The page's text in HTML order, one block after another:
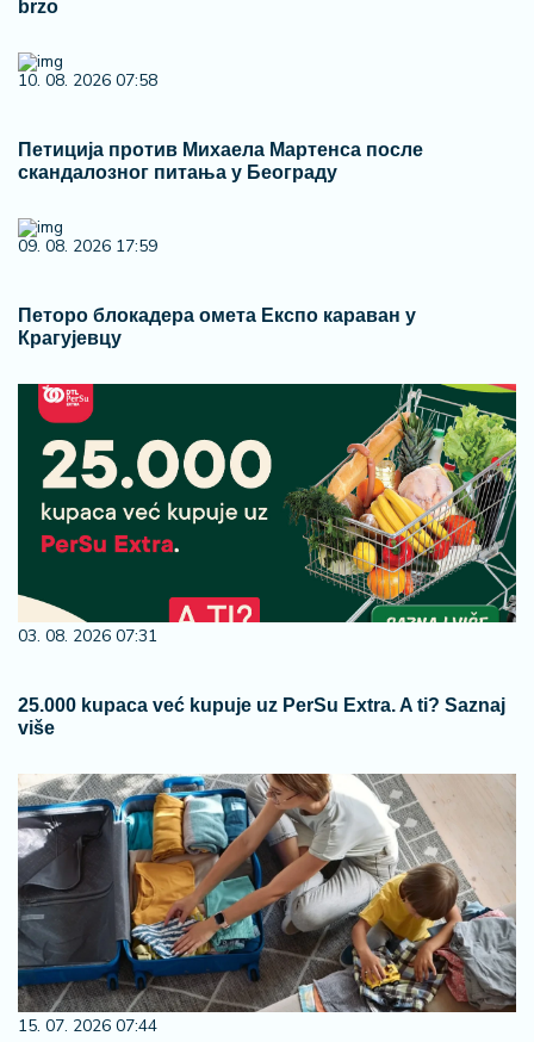
brzo
10. 08. 2026 07:58
Петиција против Михаела Мартенса после
скандалозног питања у Београду
09. 08. 2026 17:59
Петоро блокадера омета Експо караван у
Крагујевцу
03. 08. 2026 07:31
25.000 kupaca već kupuje uz PerSu Extra. A ti? Saznaj
više
15. 07. 2026 07:44